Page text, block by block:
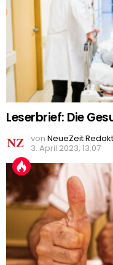
Leserbrief: Die
von NeueZeit
3. April 2023, 13:07